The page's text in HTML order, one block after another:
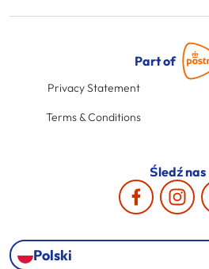
Part of
Privacy Statement
Terms & Conditions
Śledź nas
Polski